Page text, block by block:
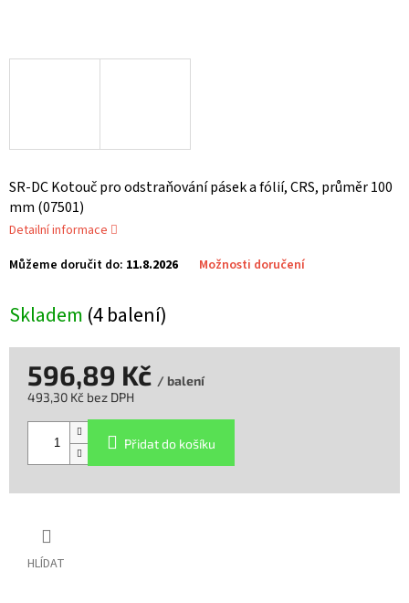
Skladem (4 balení)
Můžeme doručit do: 11.8.2026 Možnosti doručení
SR-DC Kotouč pro odstraňování pásek a fólií, CRS, průměr 100
mm (07501)
Detailní informace
HLÍDAT
596,89 Kč / balení
493,30 Kč bez DPH
Přidat do košíku